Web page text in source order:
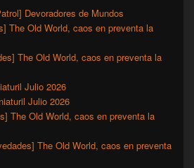
Devoradores de Mundos
The Old World, caos en preventa la
The Old World, caos en preventa la
Julio 2026
Julio 2026
The Old World, caos en preventa la
The Old World, caos en preventa